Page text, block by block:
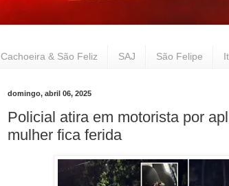
Cachoeira & São Feliz SAJ São Felipe
domingo, abril 06, 2025
Policial atira em motorista por
mulher fica ferida